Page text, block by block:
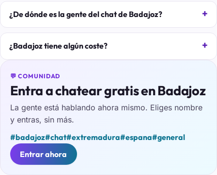
¿De dónde es la gente del chat de Badajoz?
¿Badajoz tiene algún coste?
💬 COMUNIDAD
Entra a chatear gratis en Badajoz
La gente está hablando ahora mismo. Eliges nombre
y entras, sin más.
#badajoz#chat#extremadura#espana#general
Entrar ahora